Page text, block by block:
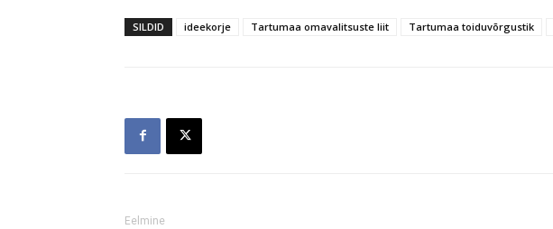
SILDID ideekorje Tartumaa omavalitsuste liit Tartumaa toiduvõrgustik
Eelmine